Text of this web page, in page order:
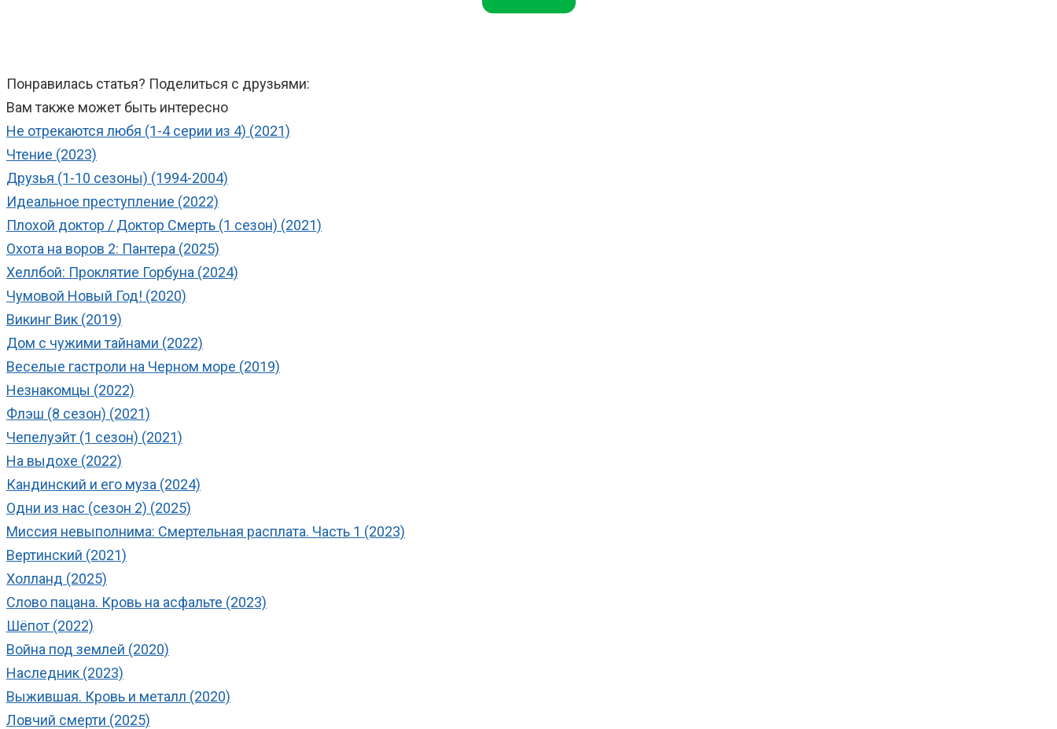
Понравилась статья? Поделиться с друзьями:
Вам также может быть интересно
Не отрекаются любя (1-4 серии из 4) (2021)
Чтение (2023)
Друзья (1-10 сезоны) (1994-2004)
Идеальное преступление (2022)
Плохой доктор / Доктор Смерть (1 сезон) (2021)
Охота на воров 2: Пантера (2025)
Хеллбой: Проклятие Горбуна (2024)
Чумовой Новый Год! (2020)
Викинг Вик (2019)
Дом с чужими тайнами (2022)
Веселые гастроли на Черном море (2019)
Незнакомцы (2022)
Флэш (8 сезон) (2021)
Чепелуэйт (1 сезон) (2021)
На выдохе (2022)
Кандинский и его муза (2024)
Одни из нас (сезон 2) (2025)
Миссия невыполнима: Смертельная расплата. Часть 1 (2023)
Вертинский (2021)
Холланд (2025)
Слово пацана. Кровь на асфальте (2023)
Шёпот (2022)
Война под землей (2020)
Наследник (2023)
Выжившая. Кровь и металл (2020)
Ловчий смерти (2025)